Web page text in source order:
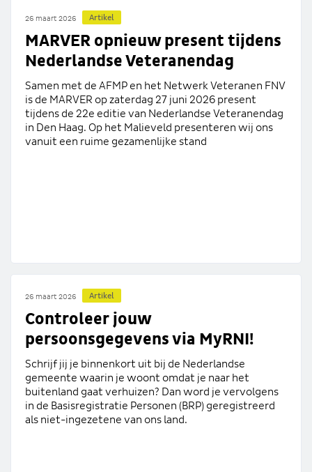
26 maart 2026 Artikel
MARVER opnieuw present tijdens
Nederlandse Veteranendag
Samen met de AFMP en het Netwerk Veteranen FNV
is de MARVER op zaterdag 27 juni 2026 present
tijdens de 22e editie van Nederlandse Veteranendag
in Den Haag. Op het Malieveld presenteren wij ons
vanuit een ruime gezamenlijke stand
26 maart 2026 Artikel
Controleer jouw
persoonsgegevens via MyRNI!
Schrijf jij je binnenkort uit bij de Nederlandse
gemeente waarin je woont omdat je naar het
buitenland gaat verhuizen? Dan word je vervolgens
in de Basisregistratie Personen (BRP) geregistreerd
als niet-ingezetene van ons land.